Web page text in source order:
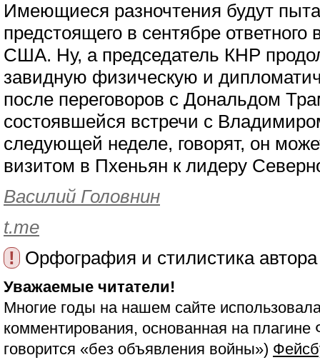
Имеющиеся разночтения будут
предстоящего в сентябре
США. Ну, а председатель КНР
завидную физическую и
после переговоров с Дональдом
состоявшейся встречи с
следующей неделе, говорят, он
визитом в Пхеньян к лидеру
Василий Головнин
t.me
!
Орфография и стилистика
Уважаемые читатели!
Многие годы на нашем сайте
комментирования, основанная на
говорится «без объявления войны»)